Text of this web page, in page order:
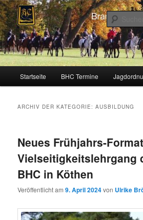
Zum
Inhalt
wechseln
Zum
sekundären
Inhalt
wechselnBrandenburger
Schleppjagden und Vielseitigkeitsreiten in
Startseite BHC Termine
ARCHIV DER KATEGORIE:AUSBILDUNG
Neues Frühjahrs-
Vielseitigkeitslehrgang
BHC in Köthen
Veröffentlicht am9. April 2024von Ulrike